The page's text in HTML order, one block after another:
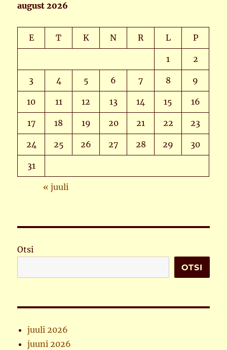
august 2026
E T K N R L P
1 2
3 4 5 6 7 8 9
10 11 12 13 14 15 16
17 18 19 20 21 22 23
24 25 26 27 28 29 30
31
« juuli
Otsi
OTSI
juuli 2026
juuni 2026